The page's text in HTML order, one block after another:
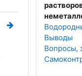
Выводы
Вопросы,